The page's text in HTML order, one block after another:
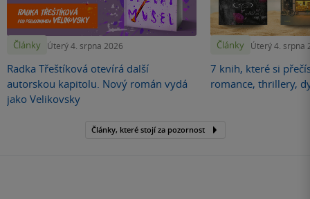
Články Úterý 4. srpna 2026
Radka Třeštíková otevírá další
autorskou kapitolu. Nový román vydá
jako Velikovsky
Články Úterý 4. srpna
7 knih, které si
romance, thrillery,
Články, které stojí za pozornost